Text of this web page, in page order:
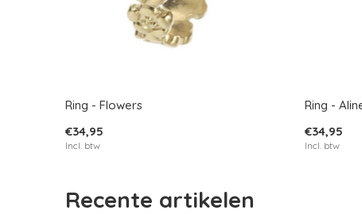
Ring - Flowers
€34,95
Incl. btw
Ring -
€34,95
Incl. btw
Recente artikelen